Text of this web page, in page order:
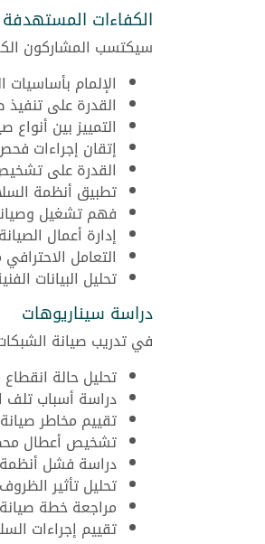
الكفاءات المستهدفة
سيكتسب المشاركون
الإلمام بأساسيات
القدرة على تنفيذ
التمييز بين
إتقان إجراءات
القدرة على
تطبيق أنظمة
فهم تشغيل
إدارة أعمال
التعامل
تحليل البيانات
دراسة سيناريوهات
في تدريب صيانة
تحليل حالة
دراسة أسباب تلف
تقييم مخاطر
تشخيص أعطال
دراسة فشل
تحليل تأثير
مراجعة خطة
تقييم إجراءات